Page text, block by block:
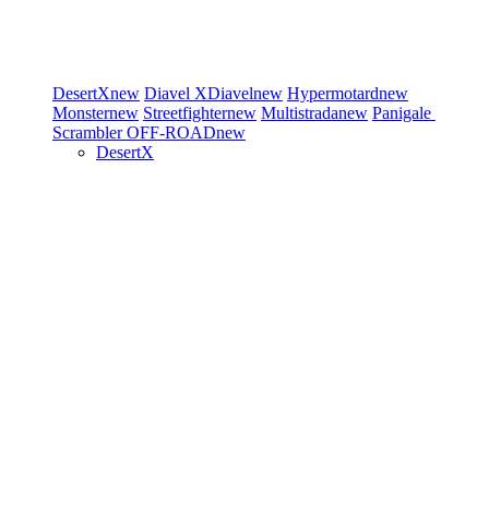
DesertXnew Diavel XDiavelnew Hypermotardnew
Monsternew Streetfighternew Multistradanew Panigale
ScramblerOFF-ROADnew
DesertX